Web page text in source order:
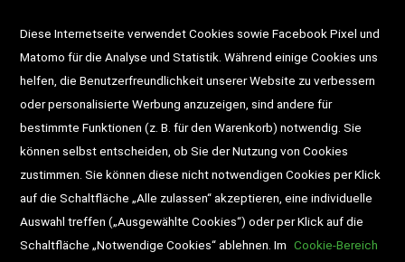
Newsletter Schultaschen
Veranstaltungen
Diese Internetseite verwendet Cookies sowie Facebook Pixel und
Matomo für die Analyse und Statistik. Während einige Cookies uns
helfen, die Benutzerfreundlichkeit unserer Website zu verbessern
oder personalisierte Werbung anzuzeigen, sind andere für
bestimmte Funktionen (z. B. für den Warenkorb) notwendig. Sie
können selbst entscheiden, ob Sie der Nutzung von Cookies
zustimmen. Sie können diese nicht notwendigen Cookies per Klick
auf die Schaltfläche „Alle zulassen“ akzeptieren, eine individuelle
Auswahl treffen („Ausgewählte Cookies“) oder per Klick auf die
Schaltfläche „Notwendige Cookies“ ablehnen. Im Cookie-Bereich